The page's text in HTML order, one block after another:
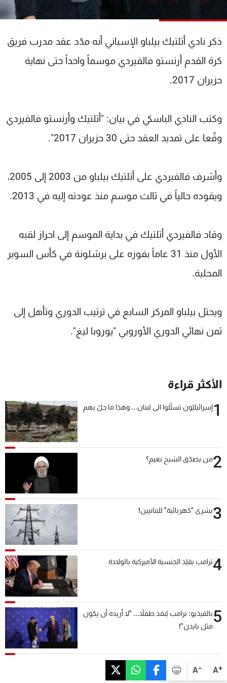
A+
A-
ذكر نادي أتلتيك بيلباو الإسباني أنه مدّد عقد مدرب فريق
كرة القدم أرنستو فالفيردي موسماً واحداً حتى نهاية
حزيران 2017.
وكتب النادي الباسكي في بيان: "أتلتيك وأرنستو فالفيردي
وقّعا على تمديد العقد حتى 30 حزيران 2017".
وأشرف فالفيردي على أتلتيك بيلباو من 2003 إلى 2005،
ويقوده حالياً في ثالث موسم منذ عودته إليه في 2013.
وقاد فالفيردي أتلتيك في بداية الموسم إلى احراز لقبه
الأول منذ 31 عاماً بفوزه على برشلونة في كأس السوبر
المحلية.
ويحتل بيلباو المركز السابع في ترتيب الدوري وتأهل إلى
ثمن نهائي الدوري الأوروبي "يوروبا ليغ".
الأكثر قراءة
1إسرائيليّون تسلّلوا الى لبنان... وهذا ما حلّ بهم
2من يصدّق الشيخ نعيم؟
3بشرى "كهربائية" للبنانيين!
4ترامب يقيّد الجنسية الأميركية بالولادة
5بالفيديو: ترامب يُنقذ طفلاً... "لا أريده أن يكون
مثل بايدن"!
عن MTV
الإنـتـاج
لاعلاناتكم
وظائف
تواصل معنا